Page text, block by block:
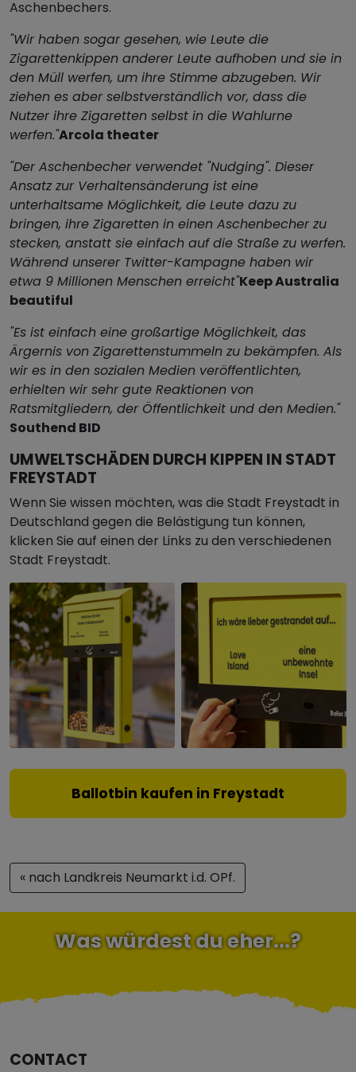
Aschenbechers.
"Wir haben sogar gesehen, wie Leute die
Zigarettenkippen anderer Leute aufhoben und sie in
den Müll werfen, um ihre Stimme abzugeben. Wir
ziehen es aber selbstverständlich vor, dass die
Nutzer ihre Zigaretten selbst in die Wahlurne
werfen."Arcola theater
"Der Aschenbecher verwendet "Nudging". Dieser
Ansatz zur Verhaltensänderung ist eine
unterhaltsame Möglichkeit, die Leute dazu zu
bringen, ihre Zigaretten in einen Aschenbecher zu
stecken, anstatt sie einfach auf die Straße zu werfen.
Während unserer Twitter-Kampagne haben wir
etwa 9 Millionen Menschen erreicht"Keep Australia
beautiful
"Es ist einfach eine großartige Möglichkeit, das
Ärgernis von Zigarettenstummeln zu bekämpfen. Als
wir es in den sozialen Medien veröffentlichten,
erhielten wir sehr gute Reaktionen von
Ratsmitgliedern, der Öffentlichkeit und den Medien."
Southend BID
UMWELTSCHÄDEN DURCH KIPPEN IN STADT
FREYSTADT
Wenn Sie wissen möchten, was die Stadt Freystadt in
Deutschland gegen die Belästigung tun können,
klicken Sie auf einen der Links zu den verschiedenen
Stadt Freystadt.
Ballotbin kaufen in Freystadt
« nach Landkreis Neumarkt i.d. OPf.
Was würdest du eher...?
CONTACT